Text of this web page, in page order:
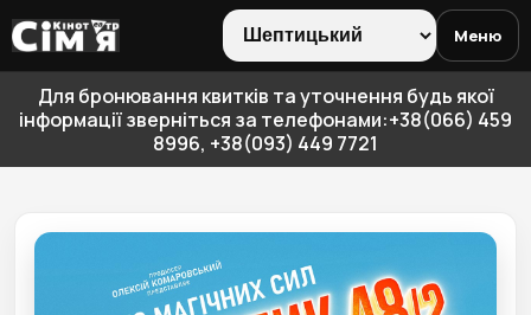
Меню
Для бронювання квитків та уточнення будь якої
інформації зверніться за телефонами:+38(066) 459
8996, +38(093) 449 7721